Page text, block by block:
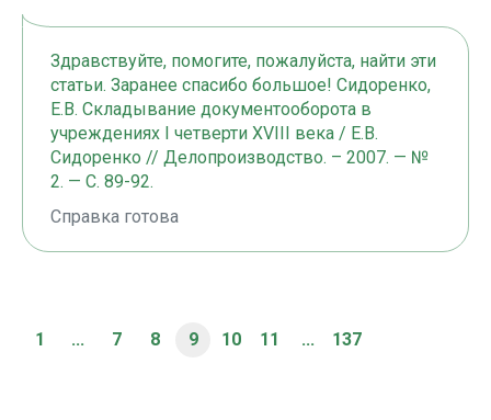
Здравствуйте, помогите, пожалуйста, найти эти
статьи. Заранее спасибо большое! Сидоренко,
Е.В. Складывание документооборота в
учреждениях I четверти XVIII века / Е.В.
Сидоренко // Делопроизводство. – 2007. — №
2. — С. 89-92.
Справка готова
1 ... 7 8 9 10 11 ... 137